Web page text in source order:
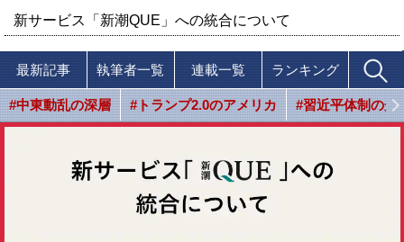
新サービス「新潮QUE」への統合について
最新記事 執筆者一覧 連載一覧 ランキング
#中東動乱の深層 #トランプ2.0のアメリカ #習近平体制の光